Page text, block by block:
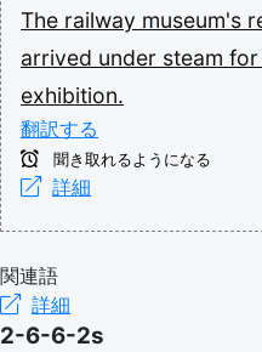
The railway museum's
arrived under steam for
exhibition.
翻訳する
聞き取れるようになる
詳細
関連語
詳細
2-6-6-2s